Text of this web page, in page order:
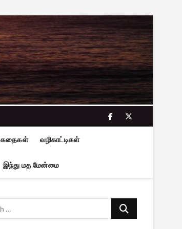
facebook
twitter
கதைகள் வழிகாட்டிகள்
இந்து மத மேன்மை
Search